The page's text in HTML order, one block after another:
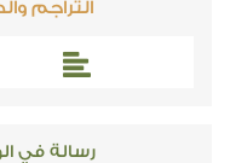
التراجم
رسالة في